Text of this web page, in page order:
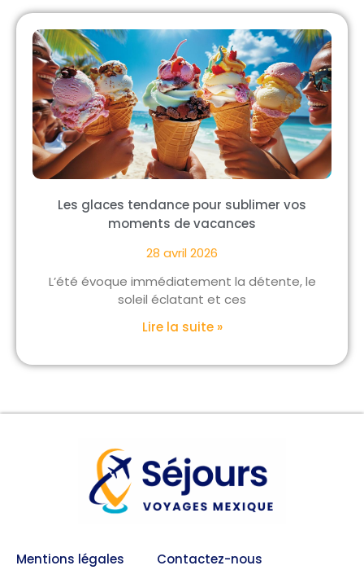
Les glaces tendance pour sublimer vos
moments de vacances
28 avril 2026
L’été évoque immédiatement la détente, le
soleil éclatant et ces
Lire la suite »
Mentions légales Contactez-nous